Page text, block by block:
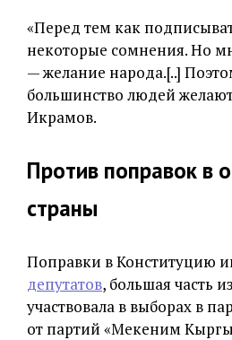
«Перед тем как
некоторые сомнения. Но
— желание народа.[..]
большинство людей
Икрамов.
Против поправок в
страны
Поправки в Конституцию
депутатов, большая часть
участвовала в выборах в
от партий «Мекеним